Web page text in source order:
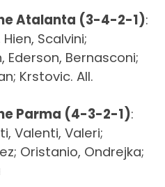
Atalanta (3-4-2-1):
Scalvini;
Ederson, Bernasconi;
Krstovic. All.
Parma (4-3-2-1):
Valenti, Valeri;
Oristanio, Ondrejka;